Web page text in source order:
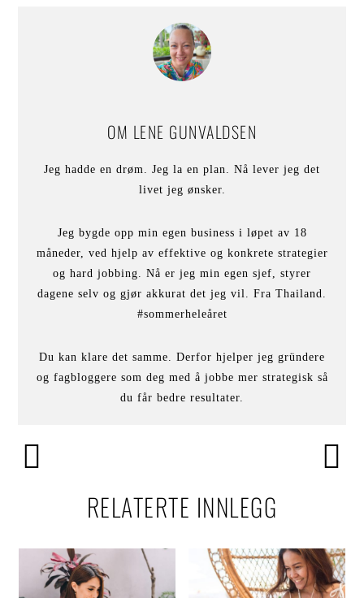
OM LENE GUNVALDSEN
Jeg hadde en drøm. Jeg la en plan. Nå lever jeg det
livet jeg ønsker.
Jeg bygde opp min egen business i løpet av 18
måneder, ved hjelp av effektive og konkrete strategier
og hard jobbing. Nå er jeg min egen sjef, styrer
dagene selv og gjør akkurat det jeg vil. Fra Thailand.
#sommerheleåret
Du kan klare det samme. Derfor hjelper jeg gründere
og fagbloggere som deg med å jobbe mer strategisk så
du får bedre resultater.
RELATERTE INNLEGG